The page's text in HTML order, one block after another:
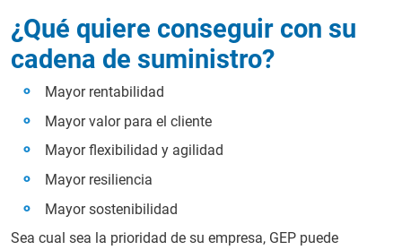
¿Qué quiere conseguir con su
cadena de suministro?
Mayor rentabilidad
Mayor valor para el cliente
Mayor flexibilidad y agilidad
Mayor resiliencia
Mayor sostenibilidad
Sea cual sea la prioridad de su empresa, GEP puede